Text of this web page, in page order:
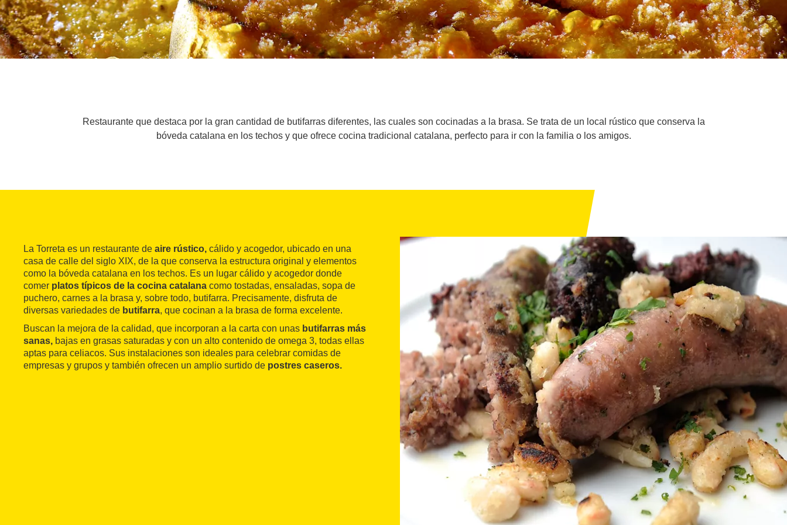
Restaurante que destaca por la gran cantidad de butifarras diferentes, las cuales son cocinadas a la brasa. Se trata de un local rústico que conserva la
bóveda catalana en los techos y que ofrece cocina tradicional catalana, perfecto para ir con la familia o los amigos.
La Torreta es un restaurante de aire rústico, cálido y acogedor, ubicado en una
casa de calle del siglo XIX, de la que conserva la estructura original y elementos
como la bóveda catalana en los techos. Es un lugar cálido y acogedor donde
comer platos típicos de la cocina catalana como tostadas, ensaladas, sopa de
puchero, carnes a la brasa y, sobre todo, butifarra. Precisamente, disfruta de
diversas variedades de butifarra, que cocinan a la brasa de forma excelente.
Buscan la mejora de la calidad, que incorporan a la carta con unas butifarras más
sanas, bajas en grasas saturadas y con un alto contenido de omega 3, todas ellas
aptas para celiacos. Sus instalaciones son ideales para celebrar comidas de
empresas y grupos y también ofrecen un amplio surtido de postres caseros.